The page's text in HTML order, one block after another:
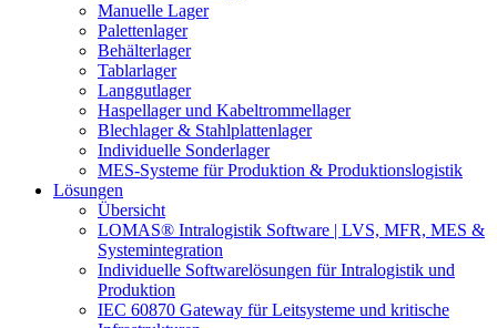
Manuelle Lager
Palettenlager
Behälterlager
Tablarlager
Langgutlager
Haspellager und Kabeltrommellager
Blechlager & Stahlplattenlager
Individuelle Sonderlager
MES-Systeme für Produktion & Produktionslogistik
Lösungen
Übersicht
LOMAS® Intralogistik Software | LVS, MFR, MES &
Systemintegration
Individuelle Softwarelösungen für Intralogistik und
Produktion
IEC 60870 Gateway für Leitsysteme und kritische